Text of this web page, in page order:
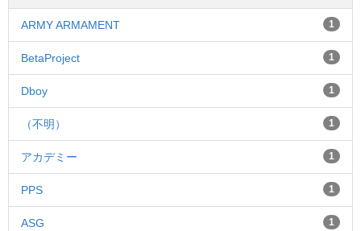
ARMY ARMAMENT 1
BetaProject 1
Dboy 1
（不明） 1
アカデミー 1
PPS 1
ASG 1